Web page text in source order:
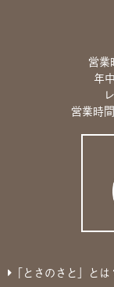
営
年
営業時
「とさのさと」とは